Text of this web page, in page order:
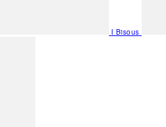
I Bisous